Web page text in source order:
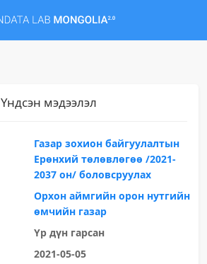
Үндсэн мэдээлэл
Газар зохион байгуулалтын
Ерөнхий төлөвлөгөө /2021-
2037 он/ боловсруулах
Орхон аймгийн орон нутгийн
өмчийн газар
Үр дүн гарсан
2021-05-05